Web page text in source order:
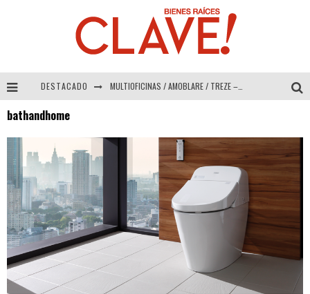
DESTACADO MULTIOFICINAS / AMOBLARE / TREZE – Especial Interiorismo & Decoración 2026
COLINEAL – Especial Interiorismo & Decoración 2026
ADRIANA HOYOS DESIGN STUDIO – Especial Interiorismo & Decoración 2026
bathandhome